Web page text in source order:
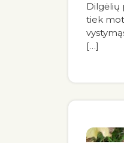
Dilgėlių
tiek
[…]